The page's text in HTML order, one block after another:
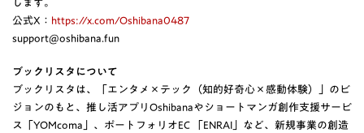
します。
公式X： https://x.com/Oshibana0487
support@oshibana.fun
ブックリスタについて
ブックリスタは、「エンタメ×テック（知的好奇心×感動体験）」のビ
ジョンのもと、推し活アプリOshibanaやショートマンガ創作支援サービ
ス「YOMcoma」、ポートフォリオEC 「ENRAI」など、新規事業の創造